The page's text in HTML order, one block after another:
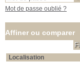
Mot de passe oublié ?
Affiner ou comparer
Localisation